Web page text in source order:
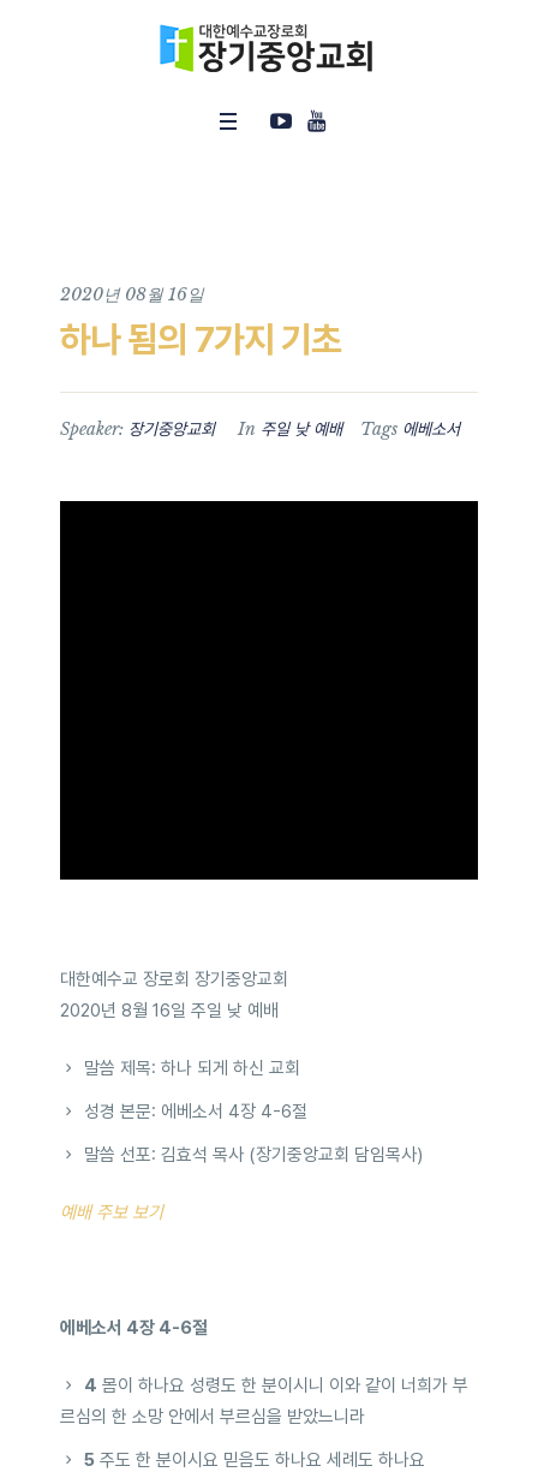
2020년 08월 16일
하나 됨의 7가지 기초
Speaker: 장기중앙교회 In 주일 낮 예배 Tags 에베소서
대한예수교 장로회 장기중앙교회
2020년 8월 16일 주일 낮 예배
말씀 제목: 하나 되게 하신 교회
성경 본문: 에베소서 4장 4-6절
말씀 선포: 김효석 목사 (장기중앙교회 담임목사)
예배 주보 보기
에베소서 4장 4-6절
4 몸이 하나요 성령도 한 분이시니 이와 같이 너희가 부
르심의 한 소망 안에서 부르심을 받았느니라
5주도 한 분이시요 믿음도 하나요 세례도 하나요